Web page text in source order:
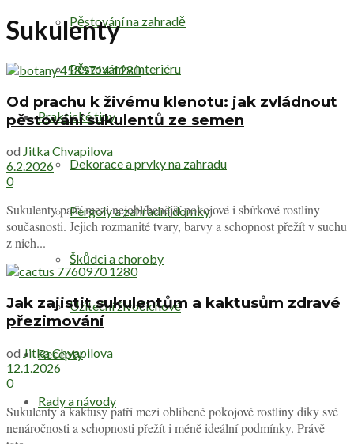
Pěstování na zahradě
Pěstování v interiéru
Praktické tipy
Dekorace a prvky na zahradu
Pergoly a zahradní domky
Škůdci a choroby
Užiteční živočichové
Recepty
Rady a návody
Sukulenty
Od prachu k živému klenotu: jak zvládnout
pěstování sukulentů ze semen
od Jitka Chvapilova
6.2.2026
0
Sukulenty patří mezi nejoblíbenější pokojové i sbírkové rostliny
současnosti. Jejich rozmanité tvary, barvy a schopnost přežít v suchu
z nich...
Jak zajistit sukulentům a kaktusům zdravé
přezimování
od Jitka Chvapilova
12.1.2026
0
Sukulenty a kaktusy patří mezi oblíbené pokojové rostliny díky své
nenáročnosti a schopnosti přežít i méně ideální podmínky. Právě